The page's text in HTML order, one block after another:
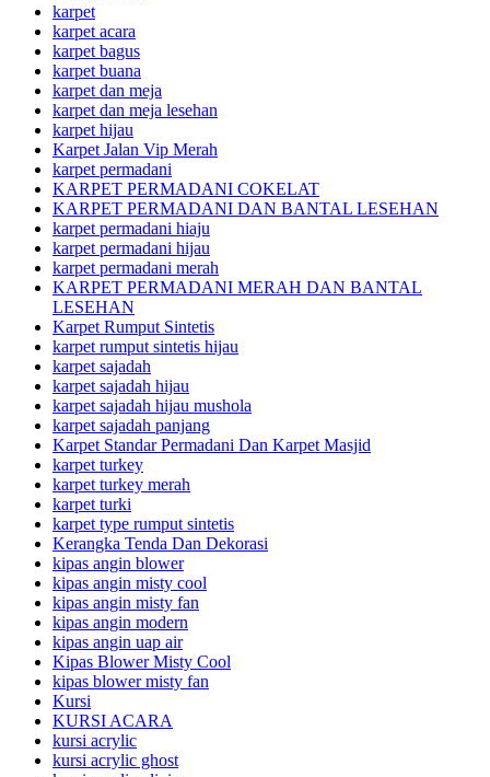
karpet
karpet acara
karpet bagus
karpet buana
karpet dan meja
karpet dan meja lesehan
karpet hijau
Karpet Jalan Vip Merah
karpet permadani
KARPET PERMADANI COKELAT
KARPET PERMADANI DAN BANTAL LESEHAN
karpet permadani hiaju
karpet permadani hijau
karpet permadani merah
KARPET PERMADANI MERAH DAN BANTAL
LESEHAN
Karpet Rumput Sintetis
karpet rumput sintetis hijau
karpet sajadah
karpet sajadah hijau
karpet sajadah hijau mushola
karpet sajadah panjang
Karpet Standar Permadani Dan Karpet Masjid
karpet turkey
karpet turkey merah
karpet turki
karpet type rumput sintetis
Kerangka Tenda Dan Dekorasi
kipas angin blower
kipas angin misty cool
kipas angin misty fan
kipas angin modern
kipas angin uap air
Kipas Blower Misty Cool
kipas blower misty fan
Kursi
KURSI ACARA
kursi acrylic
kursi acrylic ghost